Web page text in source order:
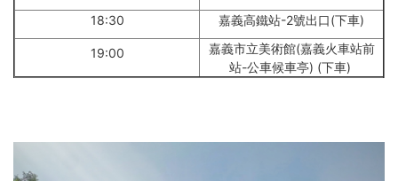
18:30
嘉義高鐵站-2號出口(下車)
19:00
嘉義市立美術館(嘉義火車站前
站-公車候車亭) (下車)